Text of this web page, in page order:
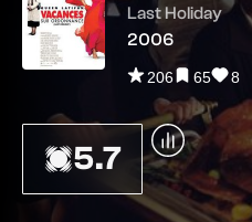
Last Holiday
2006
206 65 8
5.7